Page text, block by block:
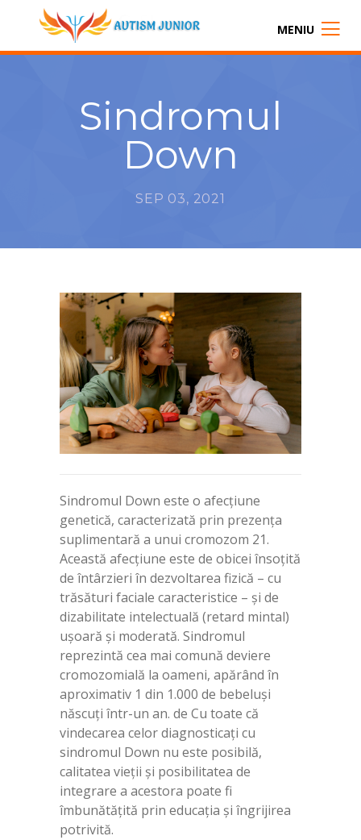
MENIU
Sindromul
Down
SEP 03, 2021
Sindromul Down este o afecțiune
genetică, caracterizată prin prezența
suplimentară a unui cromozom 21.
Această afecțiune este de obicei însoțită
de întârzieri în dezvoltarea fizică – cu
trăsături faciale caracteristice – și de
dizabilitate intelectuală (retard mintal)
ușoară și moderată. Sindromul
reprezintă cea mai comună deviere
cromozomială la oameni, apărând în
aproximativ 1 din 1.000 de bebeluși
născuți într-un an. de Cu toate că
vindecarea celor diagnosticați cu
sindromul Down nu este posibilă,
calitatea vieții și posibilitatea de
integrare a acestora poate fi
îmbunătățită prin educația și îngrijirea
potrivită.